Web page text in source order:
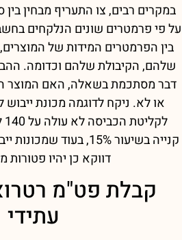
במקרים רבים, צו התעריף מבחין בין
על פי פרמטרים שונים הנלקחים
בין הפרמטרים המידות של
שלהם, הקיבולת שלהם וכדומה.
דבר מסתכמת בשאלה, האם המוצר
או לא. ניקח לדוגמה מכונת
קנייה בשיעור 15%, בעוד
דווקא כן יהיו פטורות
קבלת פט"מ
עתידי